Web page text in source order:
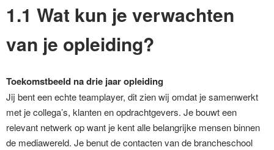
1.1 Wat kun je verwachten
van je opleiding?
Toekomstbeeld na drie jaar opleiding
Jij bent een echte teamplayer, dit zien wij omdat je samenwerkt
met je collega’s, klanten en opdrachtgevers. Je bouwt een
relevant netwerk op want je kent alle belangrijke mensen binnen
de mediawereld. Je benut de contacten van de brancheschool